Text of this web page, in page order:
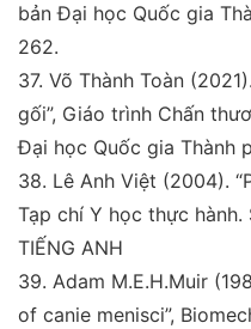
bản Đại học Quốc gia
262.
37. Võ Thành Toàn (2021).
gối”, Giáo trình Chấn
Đại học Quốc gia Thành
38. Lê Anh Việt (2004).
Tạp chí Y học thực hành.
TIẾNG ANH
39. Adam M.E.H.Muir
of canie menisci”,